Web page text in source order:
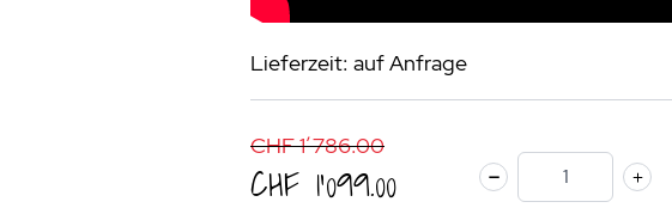
Lieferzeit: auf Anfrage
CHF 1’786.00
CHF 1’099.00 Menge